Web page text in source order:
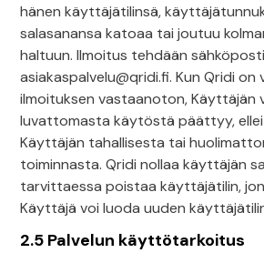
hänen käyttäjätilinsä,
salasanansa katoaa tai joutuu
haltuun. Ilmoitus tehdään
asiakaspalvelu@qridi.fi. Kun Qridi on
ilmoituksen vastaanoton, Käyttäjän
luvattomasta käytöstä päättyy,
Käyttäjän tahallisesta tai
toiminnasta. Qridi nollaa käyttäjän
tarvittaessa poistaa käyttäjätilin,
Käyttäjä voi luoda uuden
2.5 Palvelun käyttötarkoitus